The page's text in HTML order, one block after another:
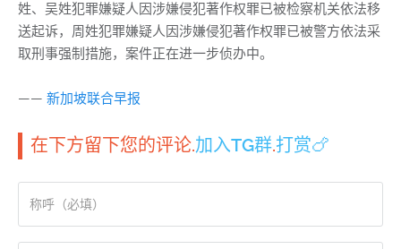
姓、吴姓犯罪嫌疑人因涉嫌侵犯著作权罪已被检察机关依法移
送起诉，周姓犯罪嫌疑人因涉嫌侵犯著作权罪已被警方依法采
取刑事强制措施，案件正在进一步侦办中。
—— 新加坡联合早报
在下方留下您的评论.加入TG群.打赏🍗